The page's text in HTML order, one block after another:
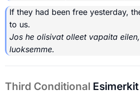
If they had been free yesterday,
to us.
Jos he olisivat olleet vapaita
luoksemme.
Third Conditional Esimerkit